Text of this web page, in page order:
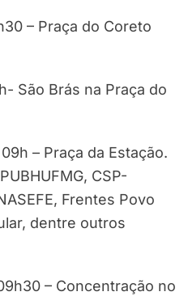
– Praça do Coreto
São Brás na Praça do
– Praça da Estação.
CSP-
Frentes Povo
dentre outros
– Concentração no